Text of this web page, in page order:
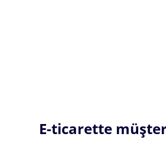
E-ticarette